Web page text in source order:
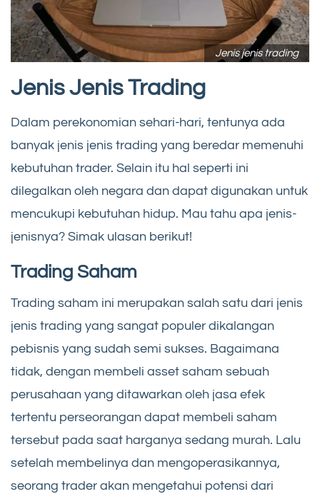
Jenis jenis trading
Jenis Jenis Trading
Dalam perekonomian sehari-hari, tentunya ada
banyak jenis jenis trading yang beredar memenuhi
kebutuhan trader. Selain itu hal seperti ini
dilegalkan oleh negara dan dapat digunakan untuk
mencukupi kebutuhan hidup. Mau tahu apa jenis-
jenisnya? Simak ulasan berikut!
Trading Saham
Trading saham ini merupakan salah satu dari jenis
jenis trading yang sangat populer dikalangan
pebisnis yang sudah semi sukses. Bagaimana
tidak, dengan membeli asset saham sebuah
perusahaan yang ditawarkan oleh jasa efek
tertentu perseorangan dapat membeli saham
tersebut pada saat harganya sedang murah. Lalu
setelah membelinya dan mengoperasikannya,
seorang trader akan mengetahui potensi dari